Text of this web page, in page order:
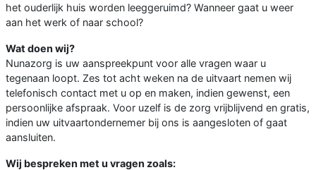
het ouderlijk huis worden leeggeruimd? Wanneer gaat u weer
aan het werk of naar school?
Wat doen wij?
Nunazorg is uw aanspreekpunt voor alle vragen waar u
tegenaan loopt. Zes tot acht weken na de uitvaart nemen wij
telefonisch contact met u op en maken, indien gewenst, een
persoonlijke afspraak. Voor uzelf is de zorg vrijblijvend en gratis,
indien uw uitvaartondernemer bij ons is aangesloten of gaat
aansluiten.
Wij bespreken met u vragen zoals: